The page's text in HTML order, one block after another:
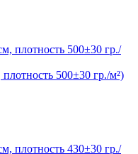
500±30 гр./м²)